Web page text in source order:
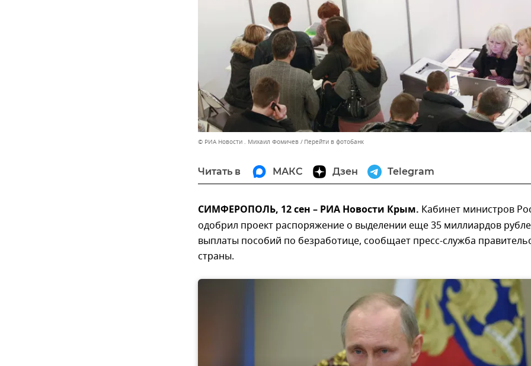
© РИА Новости . Михаил Фомичев Перейти в фотобанк
Читать в МАКС Дзен Telegram
СИМФЕРОПОЛЬ, 12 сен – РИА Новости Крым. Кабинет министров
одобрил проект распоряжение о выделении еще 35 миллиардов
выплаты пособий по безработице, сообщает пресс-служба
страны.